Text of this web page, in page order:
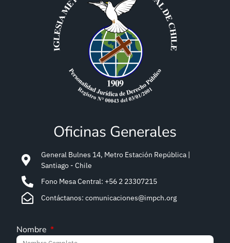
Oficinas Generales
General Bulnes 14, Metro Estación República |
Santiago - Chile
Fono Mesa Central: +56 2 23307215
Contáctanos: comunicaciones@impch.org
Nombre